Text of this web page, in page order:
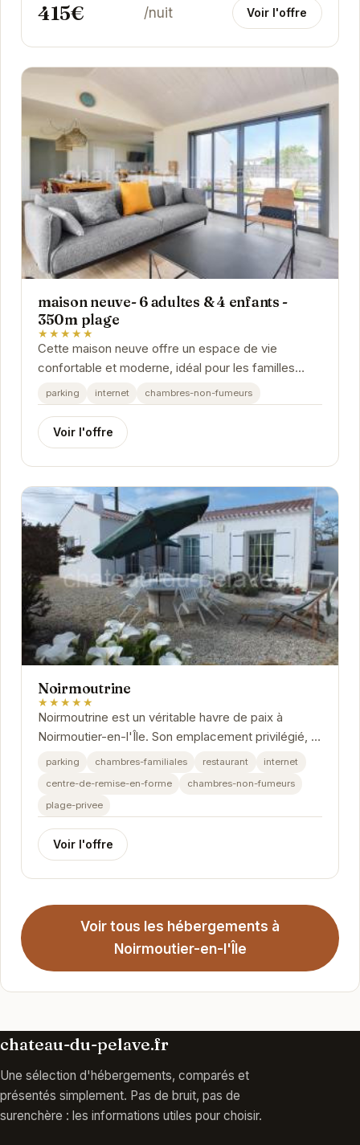
415€ /nuit Voir l'offre
maison neuve- 6 adultes & 4 enfants -
350m plage
★★★★★
Cette maison neuve offre un espace de vie
confortable et moderne, idéal pour les familles
nombreuses ou les groupes d'amis. Sa proximité
avec la...
parking internet chambres-non-fumeurs
Voir l'offre
Noirmoutrine
★★★★★
Noirmoutrine est un véritable havre de paix à
Noirmoutier-en-l'Île. Son emplacement privilégié, à
proximité des plages et des attractions...
parking chambres-familiales restaurant
internet
centre-de-remise-en-forme
chambres-non-fumeurs
plage-privee
Voir l'offre
Voir tous les hébergements à
Noirmoutier-en-l'Île
chateau-du-pelave.fr
Une sélection d'hébergements, comparés et
présentés simplement. Pas de bruit, pas de
surenchère : les informations utiles pour choisir.